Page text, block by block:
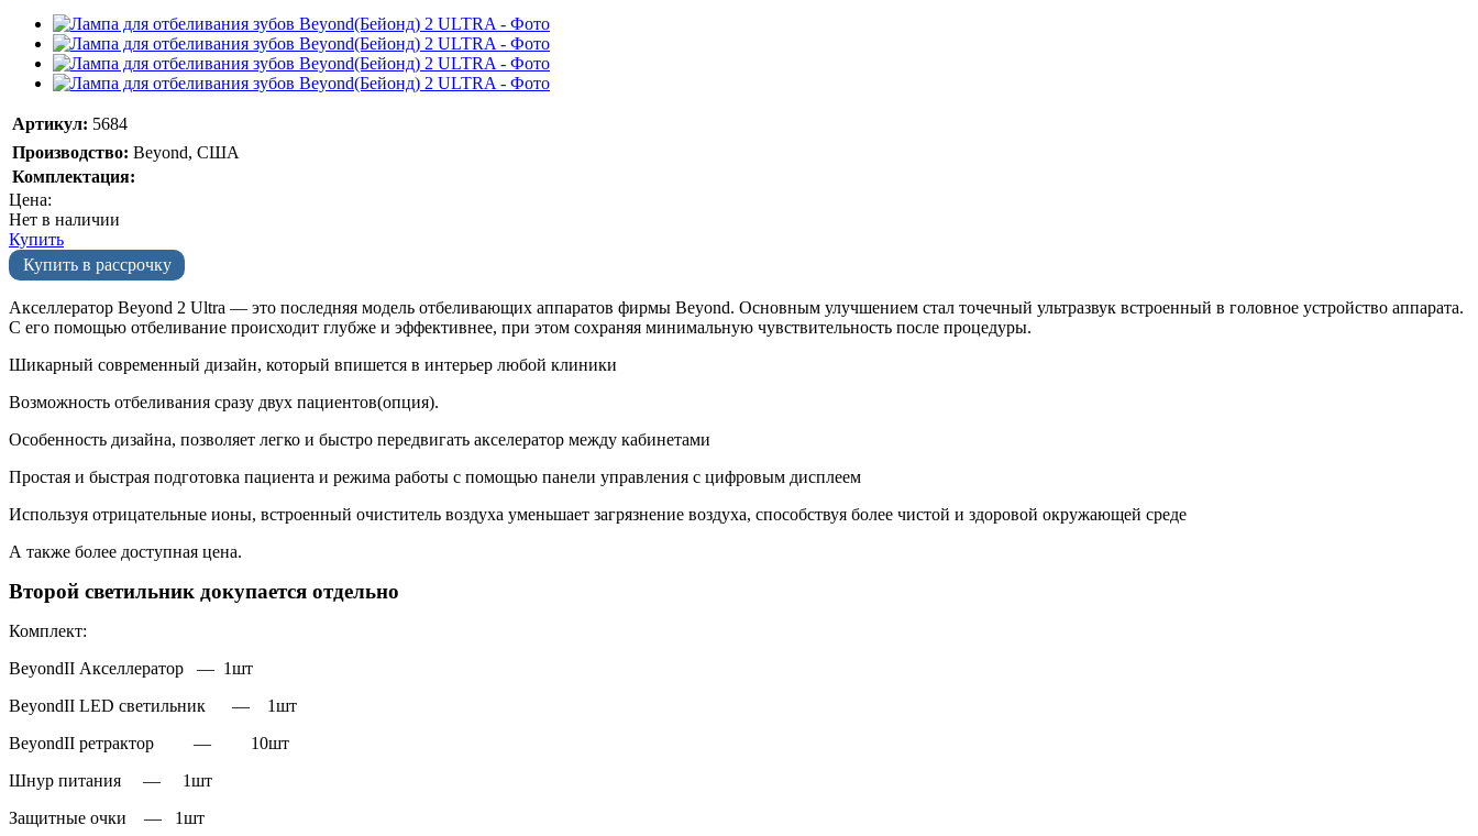
Артикул: 5684
Производство: Beyond, США
Комплектация:
Цена:
Нет в наличии
Купить
Купить в рассрочку
Акселлератор Beyond 2 Ultra — это последняя модель отбеливающих аппаратов фирмы Beyond. Основным улучшением стал точечный ультразвук встроенный в головное устройство аппарата.
С его помощью отбеливание происходит глубже и эффективнее, при этом сохраняя минимальную чувствительность после процедуры.
Шикарный современный дизайн, который впишется в интерьер любой клиники
Возможность отбеливания сразу двух пациентов(опция).
Особенность дизайна, позволяет легко и быстро передвигать акселератор между кабинетами
Простая и быстрая подготовка пациента и режима работы с помощью панели управления с цифровым дисплеем
Используя отрицательные ионы, встроенный очиститель воздуха уменьшает загрязнение воздуха, способствуя более чистой и здоровой окружающей среде
А также более доступная цена.
Второй светильник докупается отдельно
Комплект:
BeyondII Акселлератор — 1шт
BeyondII LED светильник — 1шт
BeyondII ретрактор — 10шт
Шнур питания — 1шт
Защитные очки — 1шт